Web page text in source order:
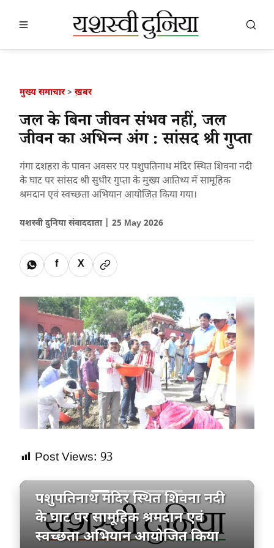
मुख्य समाचार> ख़बर
जल के बिना जीवन संभव नहीं, जल
जीवन का अभिन्न अंग : सांसद श्री गुप्ता
गंगा दशहरा के पावन अवसर पर पशुपतिनाथ मंदिर स्थित शिवना नदी
के घाट पर सांसद श्री सुधीर गुप्ता के मुख्य आतिथ्य में सामूहिक
श्रमदान एवं स्वच्छता अभियान आयोजित किया गया।
यशस्वी दुनिया संवाददाता | 25 May 2026
f X
Post Views: 93
पशुपतिनाथ मंदिर स्थित शिवना नदी
के घाट पर सामूहिक श्रमदान एवं
स्वच्छता अभियान आयोजित किया